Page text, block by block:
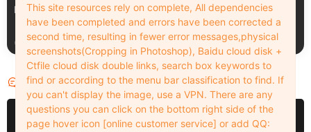
Monica_2_2_2
2天前
Lizhen2025
3天前
评论 0
请先登录
This site resources rely on complete, All dependencies
have been completed and errors have been corrected a
second time, resulting in fewer error messages,physical
screenshots(Cropping in Photoshop), Baidu cloud disk +
Ctfile cloud disk double links, search box keywords to
find or according to the menu bar classification to find. If
you can't display the image, use a VPN. There are any
questions you can click on the bottom right side of the
page hover icon [online customer service] or add QQ: